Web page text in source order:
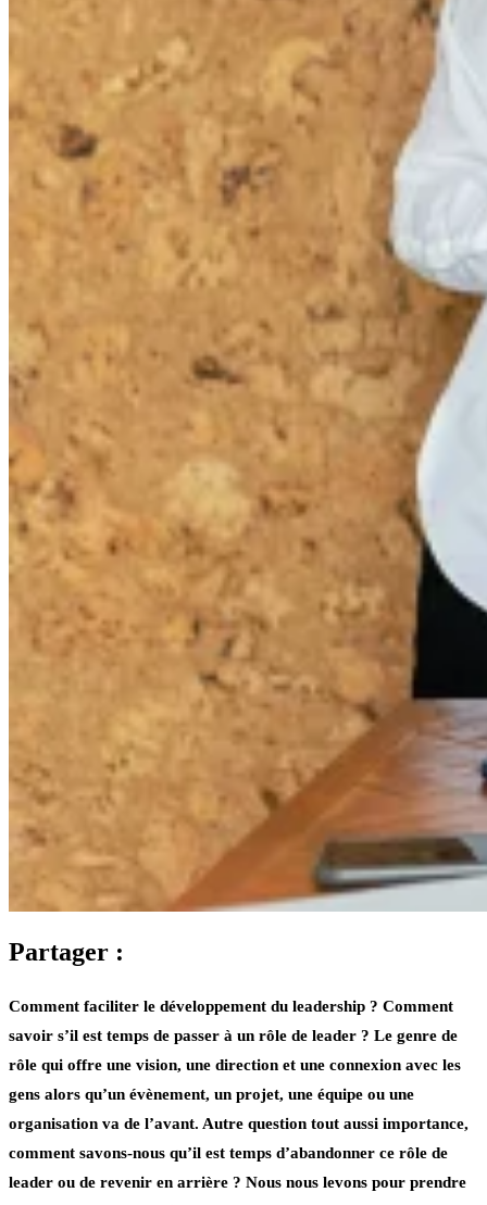
Partager :
Comment faciliter le développement du leadership ? Comment
savoir s’il est temps de passer à un rôle de leader ? Le genre de
rôle qui offre une vision, une direction et une connexion avec les
gens alors qu’un évènement, un projet, une équipe ou une
organisation va de l’avant. Autre question tout aussi importance,
comment savons-nous qu’il est temps d’abandonner ce rôle de
leader ou de revenir en arrière ? Nous nous levons pour prendre